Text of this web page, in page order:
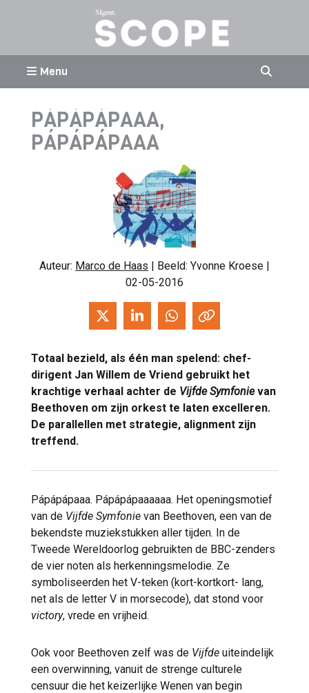
Menu
PÁPÁPÁPAAA,
PÁPÁPÁPAAA
Auteur: Marco de Haas | Beeld: Yvonne Kroese |
02-05-2016
Totaal bezield, als één man spelend: chef-
dirigent Jan Willem de Vriend gebruikt het
krachtige verhaal achter de Vijfde Symfonievan
Beethoven om zijn orkest te laten excelleren.
De parallellen met strategie, alignment zijn
treffend.
Pápápápaaa. Pápápápaaaaaa. Het openingsmotief
van de Vijfde Symfonie van Beethoven, een van de
bekendste muziekstukken aller tijden. In de
Tweede Wereldoorlog gebruikten de BBC-zenders
de vier noten als herkenningsmelodie. Ze
symboliseerden het V-teken (kort-kortkort- lang,
net als de letter V in morsecode), dat stond voor
victory, vrede en vrijheid.
Ook voor Beethoven zelf was de Vijfde uiteindelijk
een overwinning, vanuit de strenge culturele
censuur die het keizerlijke Wenen van begin